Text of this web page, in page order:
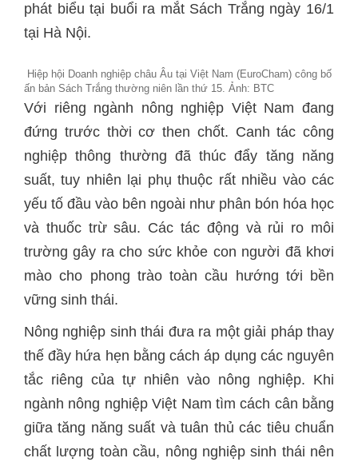
phát biểu tại buổi ra mắt Sách Trắng ngày 16/1
tại Hà Nội.
Hiệp hội Doanh nghiệp châu Âu tại Việt Nam (EuroCham) công bố
ấn bản Sách Trắng thường niên lần thứ 15. Ảnh: BTC
Với riêng ngành nông nghiệp Việt Nam đang
đứng trước thời cơ then chốt. Canh tác công
nghiệp thông thường đã thúc đẩy tăng năng
suất, tuy nhiên lại phụ thuộc rất nhiều vào các
yếu tố đầu vào bên ngoài như phân bón hóa học
và thuốc trừ sâu. Các tác động và rủi ro môi
trường gây ra cho sức khỏe con người đã khơi
mào cho phong trào toàn cầu hướng tới bền
vững sinh thái.
Nông nghiệp sinh thái đưa ra một giải pháp thay
thế đầy hứa hẹn bằng cách áp dụng các nguyên
tắc riêng của tự nhiên vào nông nghiệp. Khi
ngành nông nghiệp Việt Nam tìm cách cân bằng
giữa tăng năng suất và tuân thủ các tiêu chuẩn
chất lượng toàn cầu, nông nghiệp sinh thái nên